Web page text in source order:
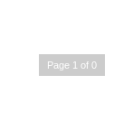
Page 1 of 0